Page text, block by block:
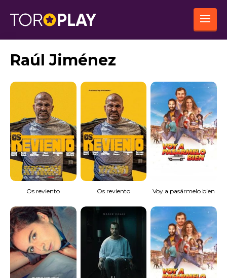
Raúl Jiménez
Os reviento Os reviento Voy a pasármelo bien